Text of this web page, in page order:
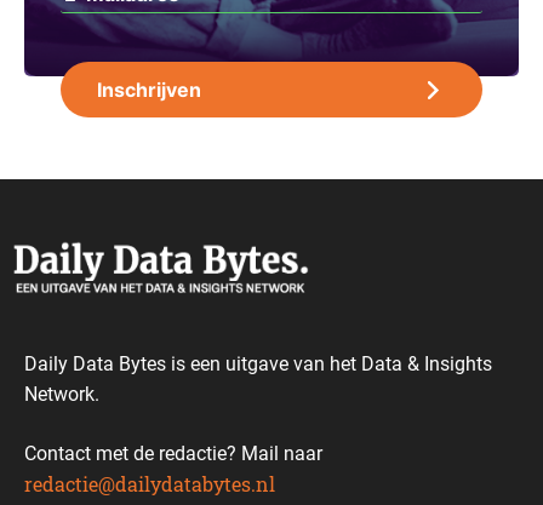
Daily Data Bytes is een uitgave van het Data & Insights
Network.
Contact met de redactie? Mail naar
redactie@dailydatabytes.nl